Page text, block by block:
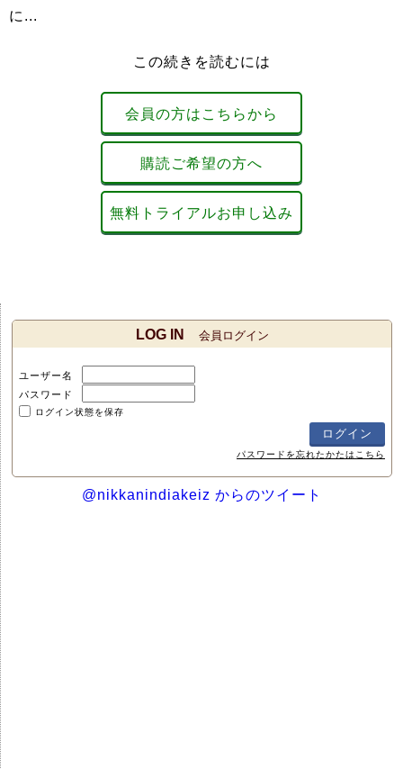
に...
この続きを読むには
会員の方はこちらから
購読ご希望の方へ
無料トライアルお申し込み
LOG IN 会員ログイン
ユーザー名
パスワード
ログイン状態を保存
パスワードを忘れたかたはこちら
@nikkanindiakeiz からのツイート